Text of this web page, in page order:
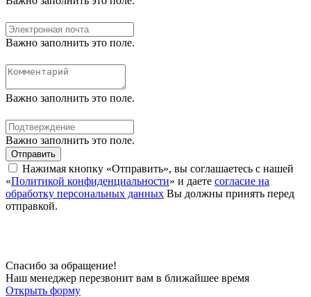
Важно заполнить это поле.
Важно заполнить это поле.
Важно заполнить это поле.
Отправить
Нажимая кнопку «Отправить», вы соглашаетесь с нашей
«Политикой конфиденциальности» и даете согласие на
обработку персональных данных Вы должны принять перед
отправкой.
Спасибо за обращение!
Наш менеджер перезвонит вам в ближайшее время
Открыть форму